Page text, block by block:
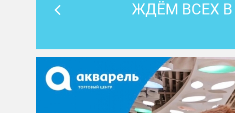
ЖДЁМ ВСЕХ В